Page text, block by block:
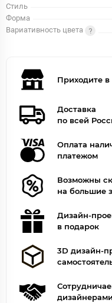
Стиль
Форма
Вариативность цвета
Приходите
Доставка
по всей
Оплата
платежом
Возможны
на большие
Дизайн-
в подарок
3D дизайн-
дизайнерами